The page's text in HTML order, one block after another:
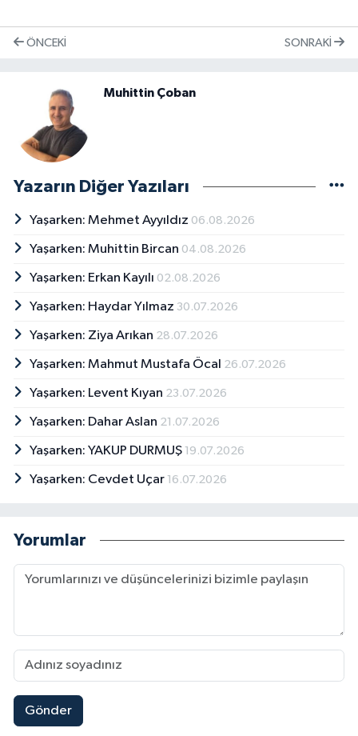
ÖNCEKI SONRAKI
Muhittin Çoban
Yazarın Diğer Yazıları
Yaşarken: Mehmet Ayyıldız 06.08.2026
Yaşarken: Muhittin Bircan 04.08.2026
Yaşarken: Erkan Kayılı 02.08.2026
Yaşarken: Haydar Yılmaz 30.07.2026
Yaşarken: Ziya Arıkan 28.07.2026
Yaşarken: Mahmut Mustafa Öcal 26.07.2026
Yaşarken: Levent Kıyan 23.07.2026
Yaşarken: Dahar Aslan 21.07.2026
Yaşarken: YAKUP DURMUŞ 19.07.2026
Yaşarken: Cevdet Uçar 16.07.2026
Yorumlar
Gönder